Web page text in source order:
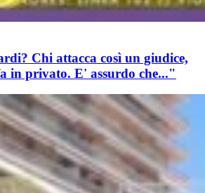
Chi attacca così un giudice,
in privato. E' assurdo che..."